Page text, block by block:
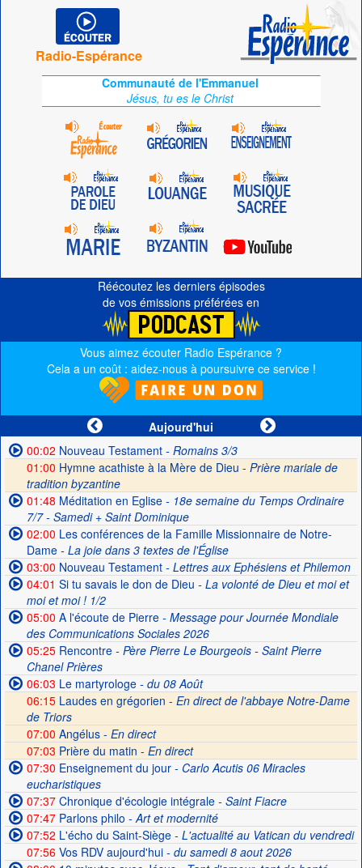
Radio-Espérance
Communauté de l'Emmanuel
Jésus, tu es le Christ
Réécoutez les derniers épisodes
de vos émissions préférées en
Vous aimez écouter Radio Espérance ?
Cela a un coût : aidez-nous à poursuivre ce service !
Aujourd'hui
00:02 Nouveau Testament- Romains 3/3
01:00 Hymne acathiste à la Mère de Dieu - Prière mariale de
tradition byzantine
01:48 Méditation en Eglise- 18e semaine du Temps Ordinaire
7/7 - Samedi + Saint Dominique
02:00 Les conférences de la Famille Missionnaire de Notre-
Dame- La joie dans 3 textes de l'Église
03:00 Nouveau Testament- Lettres aux Ephésiens et Philemon
04:01 Si tu savais le don de Dieu - La volonté de Dieu et moi et
moi et moi ! 1/2
05:00 A l'écoute de Pierre- Message pour Journée Mondiale
des Communications Sociales 2026
05:25Rencontre- Père Pierre Le Bourgeois - Saint Pierre
Chanel Prières
06:03 Le martyrologe- du 08 Août
06:15Laudes en grégorien - En direct de l'abbaye Notre-Dame
de Triors
07:00 Angélus - En direct
07:03 Prière du matin - En direct
07:30 Enseignement du jour- Carlo Acutis 06 Miracles
eucharistiques
07:37Chronique d'écologie intégrale- Saint Fiacre
07:47Parlons philo - Art et modernité
07:52 L'écho du Saint-Siège- L'actualité au Vatican du vendredi
07:56Vos RDV aujourd'hui- du samedi 8 aout 2026